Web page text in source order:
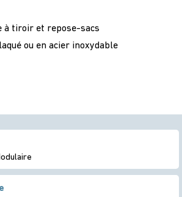
à tiroir et repose-sacs
ou en acier inoxydable